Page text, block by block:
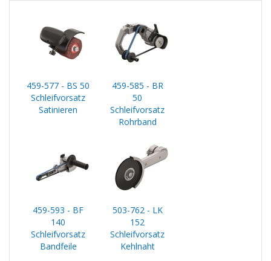
459-577 - BS 50
Schleifvorsatz
Satinieren
459-585 - BR
50
Schleifvorsatz
Rohrband
459-593 - BF
140
Schleifvorsatz
Bandfeile
503-762 - LK
152
Schleifvorsatz
Kehlnaht